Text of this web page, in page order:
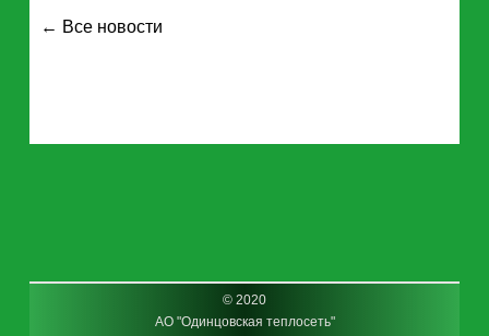
← Все новости
© 2020
АО "Одинцовская теплосеть"